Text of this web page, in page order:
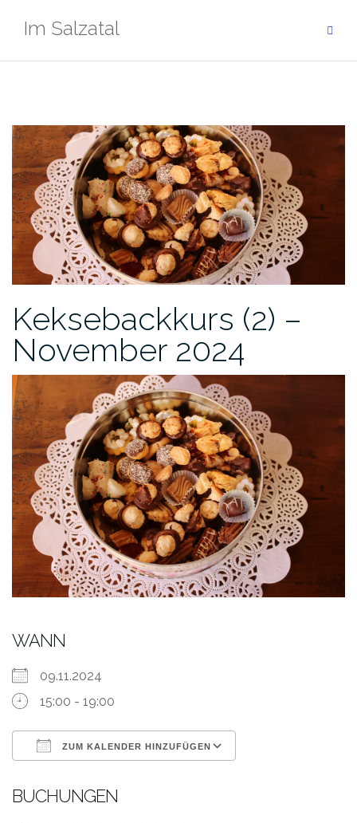
InhaltIm Salzatal
Keksebackkurs (2) –
November 2024
WANN
09.11.2024
15:00 - 19:00
ZUM KALENDER HINZUFÜGEN
BUCHUNGEN